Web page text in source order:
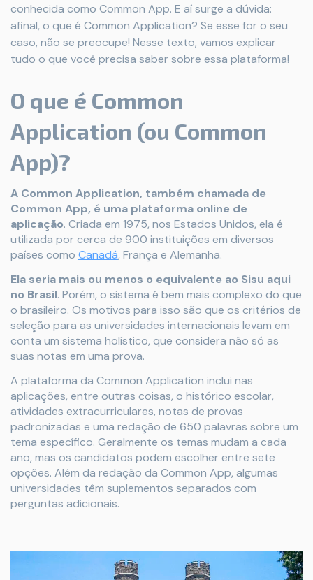
conhecida como Common App. E aí surge a dúvida:
afinal, o que é Common Application? Se esse for o seu
caso, não se preocupe! Nesse texto, vamos explicar
tudo o que você precisa saber sobre essa plataforma!
O que é Common
Application (ou Common
App)?
A Common Application, também chamada de
Common App, é uma plataforma online de
aplicação. Criada em 1975, nos Estados Unidos, ela é
utilizada por cerca de 900 instituições em diversos
países como Canadá, França e Alemanha.
Ela seria mais ou menos o equivalente ao Sisu aqui
no Brasil. Porém, o sistema é bem mais complexo do que
o brasileiro. Os motivos para isso são que os critérios de
seleção para as universidades internacionais levam em
conta um sistema holístico, que considera não só as
suas notas em uma prova.
A plataforma da Common Application inclui nas
aplicações, entre outras coisas, o histórico escolar,
atividades extracurriculares, notas de provas
padronizadas e uma redação de 650 palavras sobre um
tema específico. Geralmente os temas mudam a cada
ano, mas os candidatos podem escolher entre sete
opções. Além da redação da Common App, algumas
universidades têm suplementos separados com
perguntas adicionais.